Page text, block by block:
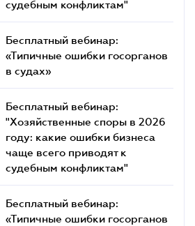
судебным конфликтам"
Бесплатный вебинар:
«Типичные ошибки госорганов
в судах»
Бесплатный вебинар:
"Хозяйственные споры в 2026
году: какие ошибки бизнеса
чаще всего приводят к
судебным конфликтам"
Бесплатный вебинар:
«Типичные ошибки госорганов